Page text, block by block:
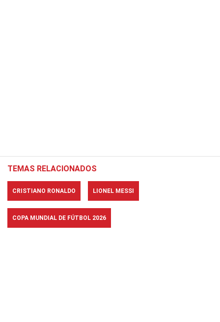
TEMAS RELACIONADOS
CRISTIANO RONALDO LIONEL MESSI
COPA MUNDIAL DE FÚTBOL 2026